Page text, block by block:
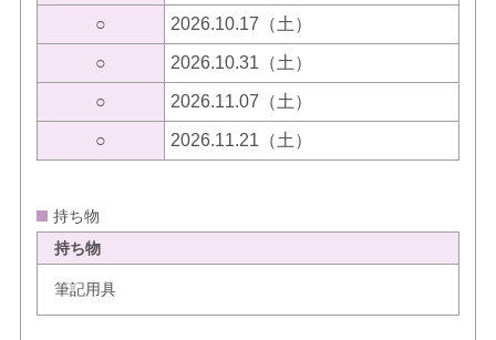
○ 2026.10.17（土）
○ 2026.10.31（土）
○ 2026.11.07（土）
○ 2026.11.21（土）
持ち物
持ち物
筆記用具